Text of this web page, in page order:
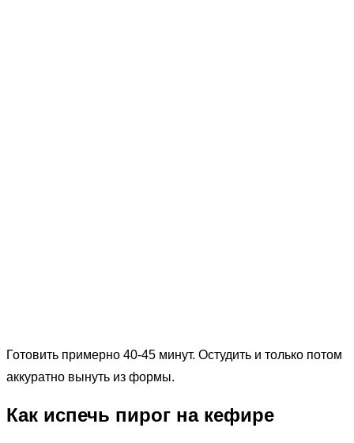
Готовить примерно 40-45 минут. Остудить и только потом
аккуратно вынуть из формы.
Как испечь пирог на кефире